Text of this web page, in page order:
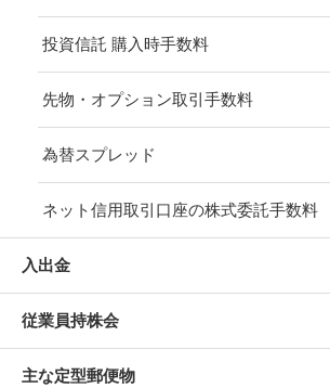
投資信託 購入時手数料
先物・オプション取引手数料
為替スプレッド
ネット信用取引口座の株式委託手数料
入出金
従業員持株会
主な定型郵便物